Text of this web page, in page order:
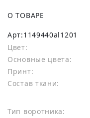
О ТОВАРЕ
Арт:1149440al1201
Цвет:
Основные цвета:
Принт:
Состав ткани:
Тип воротника: